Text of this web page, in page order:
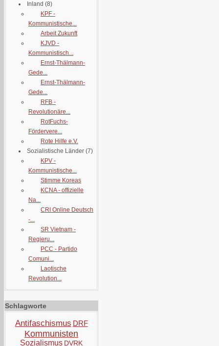
Inland (8)
KPF -
Kommunistische...
Arbeit Zukunft
KJVD -
Kommunistisch...
Ernst-Thälmann-
Gede...
Ernst-Thälmann-
Gede...
RFB -
Revolutionäre...
RotFuchs-
Fördervere...
Rote Hilfe e.V.
Sozialistische Länder (7)
KPV -
Kommunistische...
Stimme Koreas
KCNA - offizielle
Na...
CRI Online Deutsch
-...
SR Vietnam -
Regieru...
PCC - Partido
Comuni...
Laotische
Revolution...
Schlagworte
Antifaschismus DRF
Kommunisten
Sozialismus DVRK